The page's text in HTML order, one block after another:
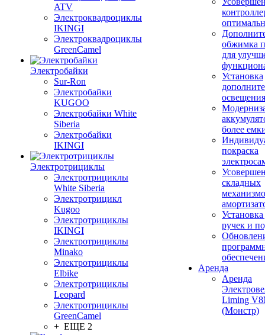
ATV
Электроквадроциклы
IKINGI
Электроквадроциклы
GreenCamel
Электробайки
Sur-Ron
Электробайки
KUGOO
Электробайки White
Siberia
Электробайки
IKINGI
Электротрициклы
Электротрициклы
White Siberia
Электротрицикл
Kugoo
Электротрициклы
IKINGI
Электротрициклы
Minako
Электротрициклы
Elbike
Электротрициклы
Leopard
Электротрициклы
GreenCamel
+ ЕЩЕ 2
обжимка
для
Установка
освещения
более
покраска
складных
ручек и
Аренда
Аренда
Liming
(Монстр)